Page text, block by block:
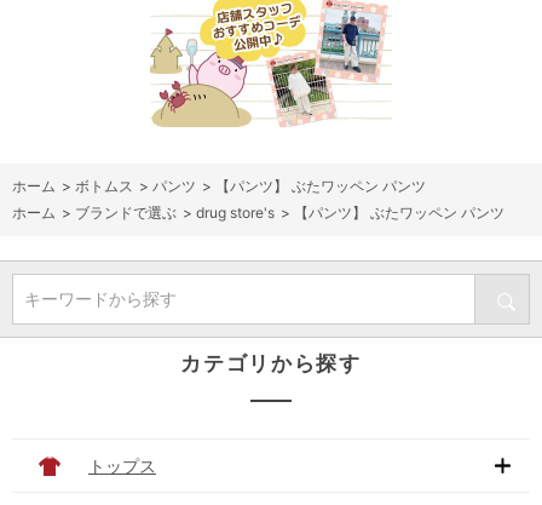
ホーム > ボトムス > パンツ >
【パンツ】 ぶたワッペン パンツ
ホーム > ブランドで選ぶ > drug store's > 【パンツ】 ぶたワッペン パンツ
キーワードから探す
カテゴリから探す
トップス